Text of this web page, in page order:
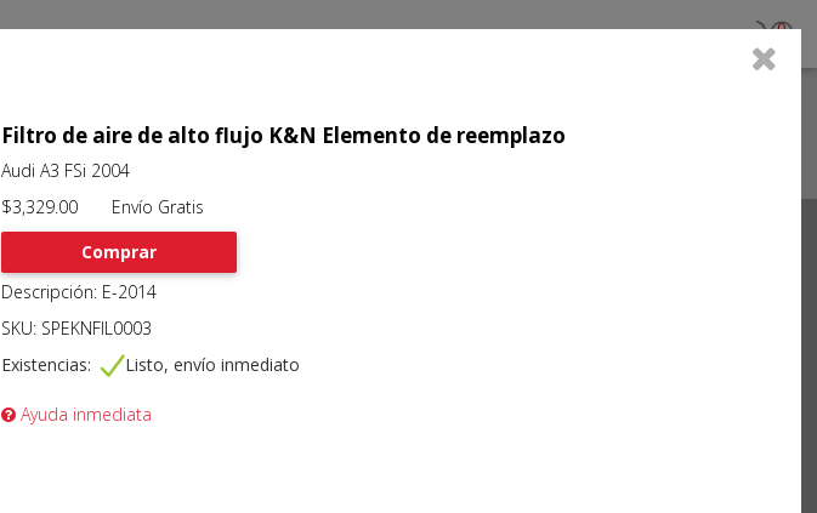
0
Filtro de aire de alto flujo K&N Elemento de reemplazo
Audi A3 FSi 2004
$3,329.00 Envío Gratis
Comprar
Descripción: E-2014
SKU: SPEKNFIL0003
Existencias:
Listo, envío inmediato
Ayuda inmediata